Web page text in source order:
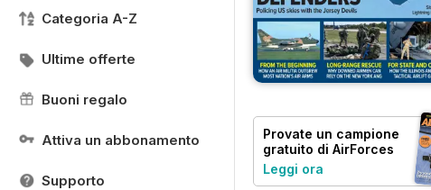
Categoria A-Z
Ultime offerte
Buoni regalo
Attiva un abbonamento
Supporto
Provate un campione
gratuito di AirForces
Monthly
Leggi ora